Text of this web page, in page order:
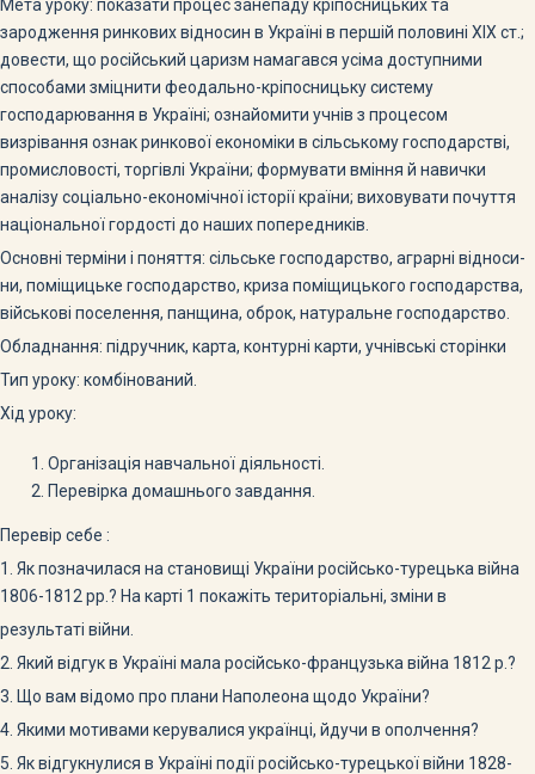
Мета уроку: показати процес занепаду кріпосницьких та
зароджен­ня ринкових відносин в Україні в першій половині XIX ст.;
довести, що російський царизм намагався усі­ма доступними
способами зміцнити феодально-кріпосницьку систему
господарювання в Україні; ознайоми­ти учнів з процесом
визрівання ознак ринкової економіки в сільському господарстві,
промисловості, торгівлі Украї­ни; формувати вміння й навички
аналізу соціально-еко­номічної історії країни; виховувати почуття
національ­ної гордості до наших попередників.
Основні терміни і поняття: сільське господарство, аграрні відноси­
ни, поміщицьке господарство, криза поміщицького господарства,
військові поселення, панщина, оброк, натуральне господарство.
Обладнання: підручник, карта, контурні карти, учнівські сторінки
Тип уроку: комбінований.
Хід уроку:
Організація навчальної діяльності.
Перевірка домашнього завдання.
Перевір себе :
1. Як позначилася на становищі України російсько-турецька війна
1806-1812 рр.? На карті 1 покажіть територіальні, зміни в
результаті війни.
2. Який відгук в Україні мала російсько-французька війна 1812 р.?
3. Що вам відомо про плани Наполеона щодо України?
4. Якими мотивами керувалися українці, йдучи в ополчення?
5. Як відгукнулися в Україні події російсько-турецької війни 1828-